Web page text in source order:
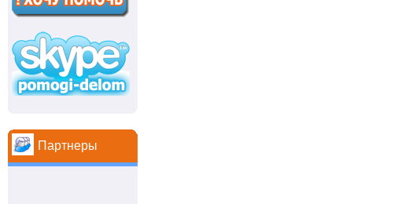
Партнеры